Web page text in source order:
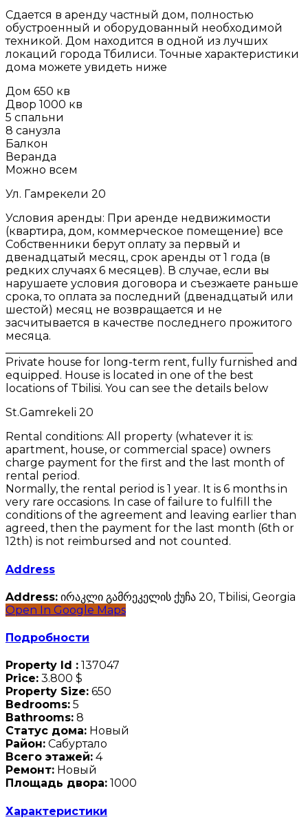
Сдается в аренду частный дом, полностью
обустроенный и оборудованный необходимой
техникой. Дом находится в одной из лучших
локаций города Тбилиси. Точные характеристики
дома можете увидеть ниже
Дом 650 кв
Двор 1000 кв
5 спальни
8 санузла
Балкон
Веранда
Можно всем
Ул. Гамрекели 20
Условия аренды: При аренде недвижимости
(квартира, дом, коммерческое помещение) все
Собственники берут оплату за первый и
двенадцатый месяц, срок аренды от 1 года (в
редких случаях 6 месяцев). В случае, если вы
нарушаете условия договора и съезжаете раньше
срока, то оплата за последний (двенадцатый или
шестой) месяц не возвращается и не
засчитывается в качестве последнего прожитого
месяца.
Private house for long-term rent, fully furnished and
equipped. House is located in one of the best
locations of Tbilisi. You can see the details below
St.Gamrekeli 20
Rental conditions: All property (whatever it is:
apartment, house, or commercial space) owners
charge payment for the first and the last month of
rental period.
Normally, the rental period is 1 year. It is 6 months in
very rare occasions. In case of failure to fulfill the
conditions of the agreement and leaving earlier than
agreed, then the payment for the last month (6th or
12th) is not reimbursed and not counted.
Address
Address: ირაკლი გამრეკელის ქუჩა 20, Tbilisi, Georgia
Open In Google Maps
Подробности
Property Id : 137047
Price: 3.800 $
Property Size: 650
Bedrooms: 5
Bathrooms: 8
Статус дома: Новый
Район: Сабуртало
Всего этажей: 4
Ремонт: Новый
Площадь двора: 1000
Характеристики